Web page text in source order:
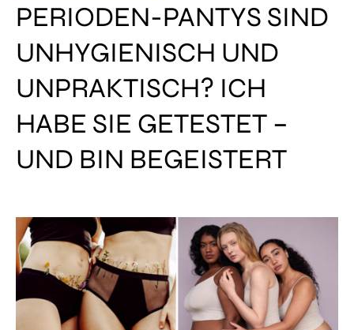
PERIODEN-PANTYS SIND
UNHYGIENISCH UND
UNPRAKTISCH? ICH
HABE SIE GETESTET –
UND BIN BEGEISTERT